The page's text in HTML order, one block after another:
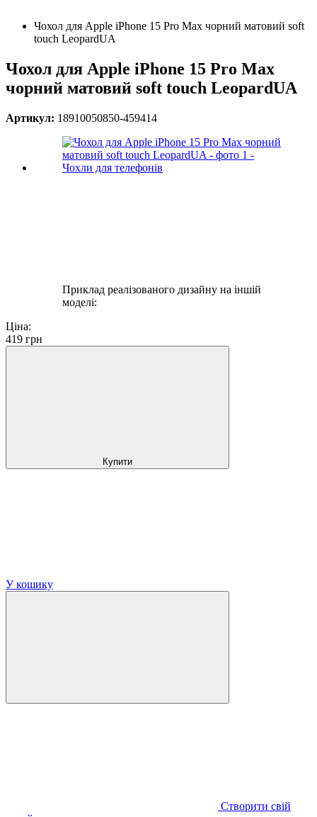
Чохол для Apple iPhone 15 Pro Max чорний матовий soft
touch LeopardUA
Чохол для Apple iPhone 15 Pro Max
чорний матовий soft touch LeopardUA
Артикул: 18910050850-459414
Приклад реалізованого дизайну на іншій
моделі:
Ціна:
419 грн
Купити
У кошику
Створити свій